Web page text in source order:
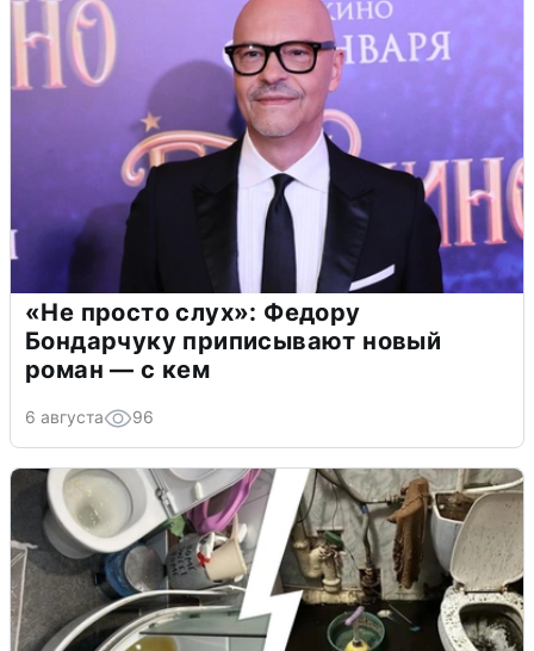
«Не просто слух»: Федору
Бондарчуку приписывают новый
роман — с кем
6 августа 96